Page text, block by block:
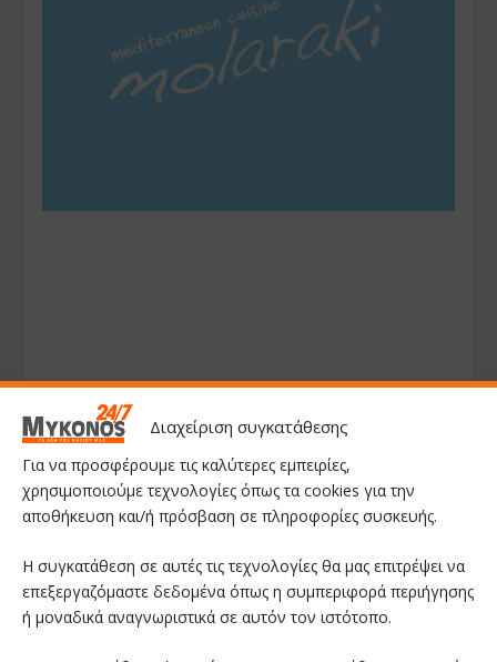
Διαχείριση συγκατάθεσης
Για να προσφέρουμε τις καλύτερες εμπειρίες,
χρησιμοποιούμε τεχνολογίες όπως τα cookies για την
αποθήκευση και/ή πρόσβαση σε πληροφορίες συσκευής.
Η συγκατάθεση σε αυτές τις τεχνολογίες θα μας επιτρέψει να
επεξεργαζόμαστε δεδομένα όπως η συμπεριφορά περιήγησης
ή μοναδικά αναγνωριστικά σε αυτόν τον ιστότοπο.